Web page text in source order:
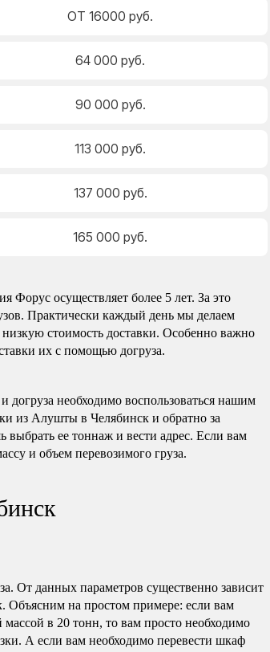
ОТ 16000 руб.
64 000 руб.
90 000 руб.
113 000 руб.
137 000 руб.
165 000 руб.
Форус осуществляет более 5 лет. За это
Практически каждый день мы делаем
низкую стоимость доставки. Особенно важно
их с помощью догруза.
догруза необходимо воспользоваться нашим
из Алушты в Челябинск и обратно за
ее тоннаж и вести адрес. Если вам
и объем перевозимого груза.
От данных параметров существенно зависит
Объясним на простом примере: если вам
в 20 тонн, то вам просто необходимо
А если вам необходимо перевести шкаф